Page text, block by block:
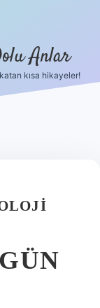
Anlar
kısa hikayeler!